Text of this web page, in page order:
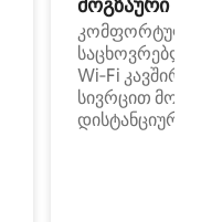
კომფორტული
Wi‑Fi
სივრცით
დისტანციური